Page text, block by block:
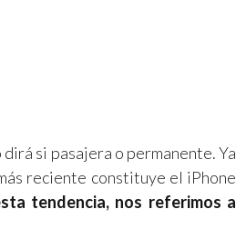
dirá si pasajera o permanente. Ya
reciente constituye el iPhone
tendencia, nos referimos a